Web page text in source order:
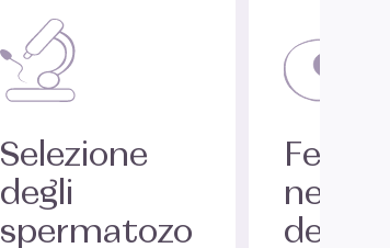
Selezione
degli
spermatozo
ne